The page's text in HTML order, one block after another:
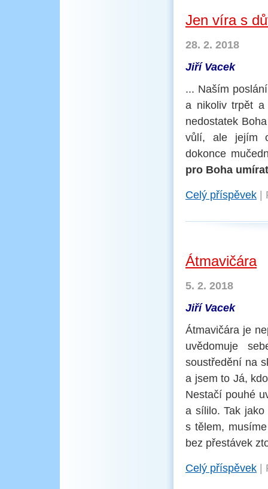
Jen víra s
28. 2. 2018
Jiří Vacek
... Naším
a nikoliv trpět a
nedostatek
vůlí, ale jejím
dokonce
pro Boha
Celý příspěvek
Átmavičára
5. 2. 2018
Jiří Vacek
Átmavičára je
uvědomuje
soustředění na
a jsem to Já,
Nestačí pouhé
a sílilo. Tak jako
s tělem,
bez přestávek
Celý příspěvek